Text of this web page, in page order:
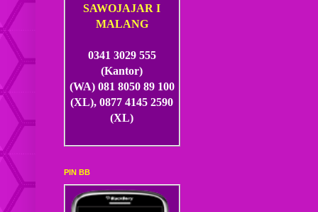
SAWOJAJAR I
MALANG
0341 3029 555
(Kantor)
(WA) 081 8050 89 100
(XL), 0877 4145 2590
(XL)
PIN BB